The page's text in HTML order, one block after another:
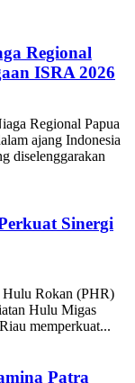
Regional
ISRA 2026
Regional Papua
ajang Indonesia
diselenggarakan
Sinergi
Rokan (PHR)
Hulu Migas
memperkuat...
Patra